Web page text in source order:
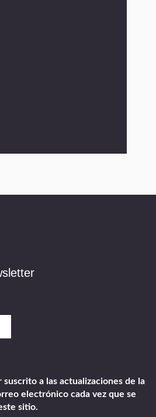
suscrito a las actualizaciones de la
electrónico cada vez que se
sitio.